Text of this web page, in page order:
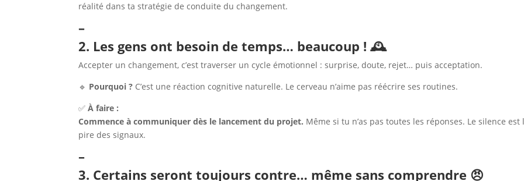
réalité dans ta stratégie de conduite du changement.
–
2. Les gens ont besoin de temps… beaucoup ! 🕰️
Accepter un changement, c’est traverser un cycle émotionnel : surprise, doute, rejet… puis acceptation.
🔹 Pourquoi ? C’est une réaction cognitive naturelle. Le cerveau n’aime pas réécrire ses routines.
✅À faire :
Commence à communiquer dès le lancement du projet. Même si tu n’as pas toutes les réponses. Le silence est
pire des signaux.
–
3. Certains seront toujours contre… même sans comprendre 😠